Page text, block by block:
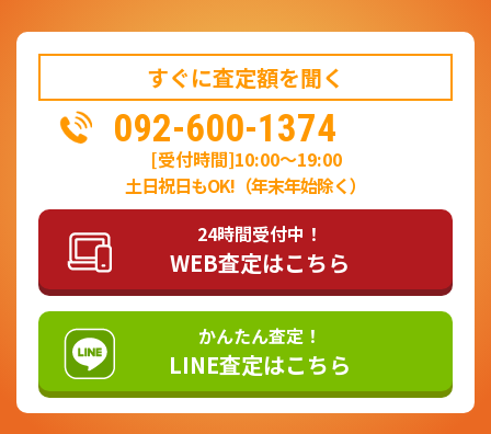
すぐに査定額を聞く
092-600-1374
[受付時間]10:00～19:00
土日祝日もOK!（年末年始除く）
24時間受付中！
WEB査定はこちら
かんたん査定！
LINE査定はこちら